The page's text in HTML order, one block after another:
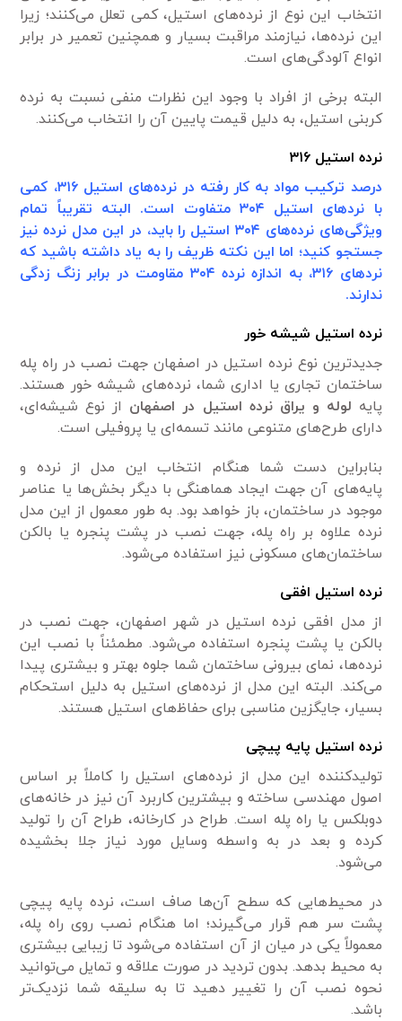
انتخاب این نوع از نرده‌های استیل، کمی تعلل می‌کنند؛ زیرا
این نرده‌ها، نیاز‌مند مراقبت بسیار و همچنین تعمیر در برابر
انواع آلودگی‌های است.
البته برخی از افراد با وجود این نظرات منفی نسبت به نرده
کربنی استیل، به دلیل قیمت پایین آن را انتخاب می‌کنند.
نرده استیل ۳۱۶
درصد ترکیب مواد به کار رفته در نرده‌های استیل ۳۱۶، کمی
با نرد‌های استیل ۳۰۴ متفاوت است. البته تقریباً تمام
ویژگی‌های نرده‌های ۳۰۴ استیل را باید، در این مدل نرده نیز
جستجو کنید؛ اما این نکته ظریف را به یاد داشته باشید که
نرد‌های ۳۱۶، به اندازه نرده ۳۰۴ مقاومت در برابر زنگ زدگی
ندارند.
نرده استیل شیشه خور
جدید‌ترین نوع نرده استیل در اصفهان جهت نصب در راه پله
ساختمان تجاری یا اداری شما، نرده‌های شیشه خور هستند.
پایه لوله و یراق نرده استیل در اصفهان از نوع شیشه‌ای،
دارای طرح‌های متنوعی مانند تسمه‌ای یا پروفیلی است.
بنابراین دست شما هنگام انتخاب این مدل از نرده و
پایه‌های آن جهت ایجاد هماهنگی با دیگر بخش‌ها یا عناصر
موجود در ساختمان، باز خواهد بود. به طور معمول از این مدل
نرده علاوه بر راه پله، جهت نصب در پشت پنجره یا بالکن
ساختمان‌های مسکونی نیز استفاده می‌شود.
نرده استیل افقی
از مدل افقی نرده استیل در شهر اصفهان، جهت نصب در
بالکن یا پشت پنجره استفاده می‌شود. مطمئناً با نصب این
نرده‌ها، نمای بیرونی ساختمان شما جلوه بهتر و بیشتری پیدا
می‌کند. البته این مدل از نرده‌های استیل به دلیل استحکام
بسیار، جایگزین مناسبی برای حفاظ‌های استیل هستند.
نرده استیل پایه پیچی
تولید‌کننده این مدل از نرده‌های استیل را کاملاً بر اساس
اصول مهندسی ساخته و بیشترین کاربرد آن نیز در خانه‌های
دوبلکس یا راه پله است. طراح در کارخانه، طراح آن را تولید
کرده و بعد در به واسطه وسایل مورد نیاز جلا بخشیده
می‌شود.
در محیط‌هایی که سطح آن‌ها صاف است، نرده پایه پیچی
پشت سر هم قرار می‌گیرند؛ اما هنگام نصب روی راه پله،
معمولاً یکی در میان از آن استفاده می‌شود تا زیبایی بیشتری
به محیط بدهد. بدون تردید در صورت علاقه و تمایل می‌توانید
نحوه نصب آن را تغییر دهید تا به سلیقه شما نزدیک‌تر
باشد.